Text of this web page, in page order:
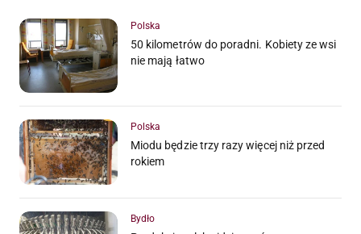
Polska
50 kilometrów do poradni. Kobiety ze wsi
nie mają łatwo
Polska
Miodu będzie trzy razy więcej niż przed
rokiem
Bydło